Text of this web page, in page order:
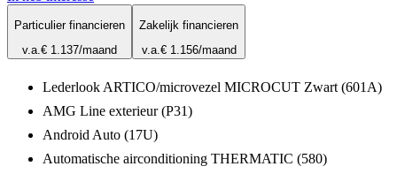
Particulier financieren
v.a.€ 1.137/maand
Zakelijk financieren
v.a.€ 1.156/maand
Lederlook ARTICO/microvezel MICROCUT Zwart (601A)
AMG Line exterieur (P31)
Android Auto (17U)
Automatische airconditioning THERMATIC (580)